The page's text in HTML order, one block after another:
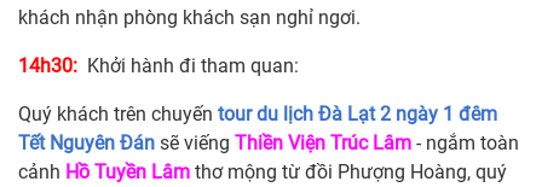
khách nhận phòng khách sạn nghỉ ngơi.
14h30: Khởi hành đi tham quan:
Quý khách trên chuyến tour du lịch Đà Lạt 2 ngày 1 đêm
Tết Nguyên Đán sẽ viếng Thiền Viện Trúc Lâm - ngắm toàn
cảnh Hồ Tuyền Lâm thơ mộng từ đồi Phượng Hoàng, quý